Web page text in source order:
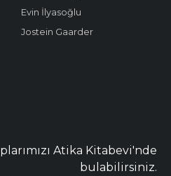
Evin İlyasoğlu
Jostein Gaarder
Atika Kitabevi'nde
bulabilirsiniz.